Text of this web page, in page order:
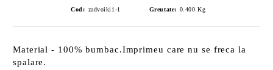
Cod: zadvoiki1-1 Greutate: 0.400 Kg
Material - 100% bumbac.Imprimeu care nu se freca la
spalare.